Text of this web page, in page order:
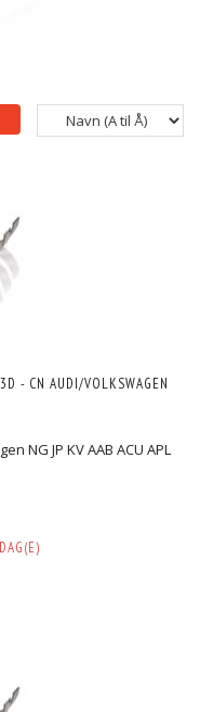
- CN AUDI/VOLKSWAGEN
NG JP KV AAB ACU APL